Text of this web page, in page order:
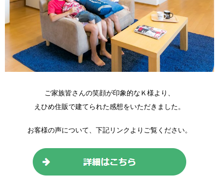
ご家族皆さんの笑顔が印象的なＫ様より、
えひめ住販で建てられた感想をいただきました。
お客様の声について、下記リンクよりご覧ください。